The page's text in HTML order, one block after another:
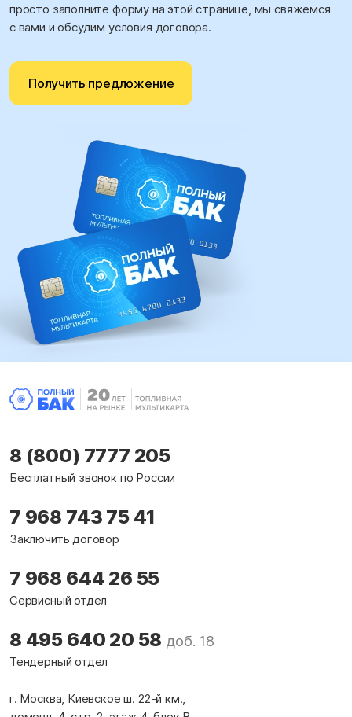
просто заполните форму на этой странице, мы свяжемся
с вами и обсудим условия договора.
Получить предложение
8 (800) 7777 205
Бесплатный звонок по России
7 968 743 75 41
Заключить договор
7 968 644 26 55
Сервисный отдел
8 495 640 20 58 доб. 18
Тендерный отдел
г. Москва, Киевское ш. 22-й км.,